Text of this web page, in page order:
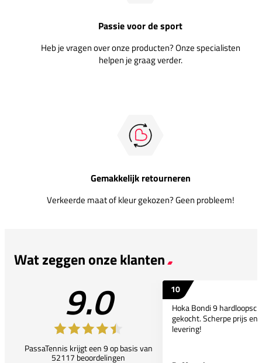
Passie voor de sport
Heb je vragen over onze producten? Onze specialisten
helpen je graag verder.
Gemakkelijk retourneren
Verkeerde maat of kleur gekozen? Geen probleem!
Wat zeggen onze klanten
9.0
PassaTennis krijgt een 9 op basis van
52117 beoordelingen
10
Hoka Bondi 9
gekocht. Scherpe prijs en
levering!